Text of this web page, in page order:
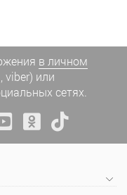
в личном
viber) или
сетях.